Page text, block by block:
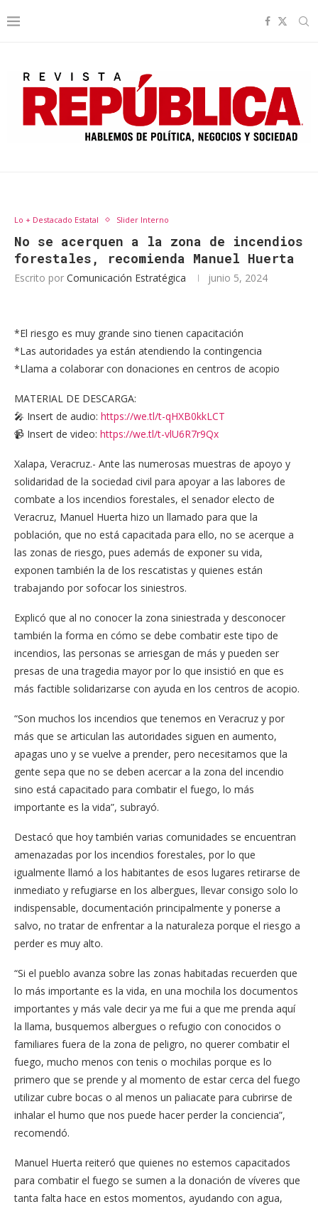
Lo + Destacado Estatal Slider Interno
No se acerquen a la zona de incendios
forestales, recomienda Manuel Huerta
Escrito por Comunicación Estratégica junio 5, 2024
*El riesgo es muy grande sino tienen capacitación
*Las autoridades ya están atendiendo la contingencia
*Llama a colaborar con donaciones en centros de acopio
MATERIAL DE DESCARGA:
🎤 Insert de audio: https://we.tl/t-qHXB0kkLCT
📹 Insert de video: https://we.tl/t-vlU6R7r9Qx
Xalapa, Veracruz.- Ante las numerosas muestras de apoyo y
solidaridad de la sociedad civil para apoyar a las labores de
combate a los incendios forestales, el senador electo de
Veracruz, Manuel Huerta hizo un llamado para que la
población, que no está capacitada para ello, no se acerque a
las zonas de riesgo, pues además de exponer su vida,
exponen también la de los rescatistas y quienes están
trabajando por sofocar los siniestros.
Explicó que al no conocer la zona siniestrada y desconocer
también la forma en cómo se debe combatir este tipo de
incendios, las personas se arriesgan de más y pueden ser
presas de una tragedia mayor por lo que insistió en que es
más factible solidarizarse con ayuda en los centros de acopio.
“Son muchos los incendios que tenemos en Veracruz y por
más que se articulan las autoridades siguen en aumento,
apagas uno y se vuelve a prender, pero necesitamos que la
gente sepa que no se deben acercar a la zona del incendio
sino está capacitado para combatir el fuego, lo más
importante es la vida”, subrayó.
Destacó que hoy también varias comunidades se encuentran
amenazadas por los incendios forestales, por lo que
igualmente llamó a los habitantes de esos lugares retirarse de
inmediato y refugiarse en los albergues, llevar consigo solo lo
indispensable, documentación principalmente y ponerse a
salvo, no tratar de enfrentar a la naturaleza porque el riesgo a
perder es muy alto.
“Si el pueblo avanza sobre las zonas habitadas recuerden que
lo más importante es la vida, en una mochila los documentos
importantes y más vale decir ya me fui a que me prenda aquí
la llama, busquemos albergues o refugio con conocidos o
familiares fuera de la zona de peligro, no querer combatir el
fuego, mucho menos con tenis o mochilas porque es lo
primero que se prende y al momento de estar cerca del fuego
utilizar cubre bocas o al menos un paliacate para cubrirse de
inhalar el humo que nos puede hacer perder la conciencia”,
recomendó.
Manuel Huerta reiteró que quienes no estemos capacitados
para combatir el fuego se sumen a la donación de víveres que
tanta falta hace en estos momentos, ayudando con agua,